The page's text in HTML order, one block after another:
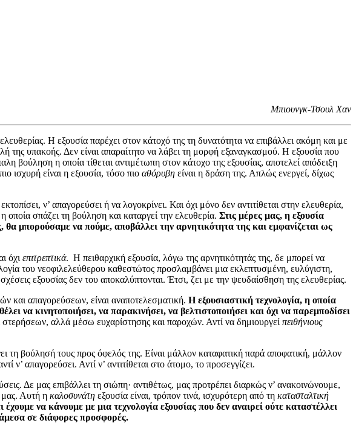
Μπιουνγκ-Τσουλ Χαν
Η εξουσία παρέχει στον κάτοχό της τη δυνατότητα να επιβάλλει ακόμη και με
της υπακοής. Δεν είναι απαραίτητο να λάβει τη μορφή εξαναγκασμού. Η εξουσία που
βούληση η οποία τίθεται αντιμέτωπη στον κάτοχο της εξουσίας, αποτελεί απόδειξη
ισχυρή είναι η εξουσία, τόσο πιο αθόρυβη είναι η δράση της. Απλώς ενεργεί, δίχως
ν’ απαγορεύσει ή να λογοκρίνει. Και όχι μόνο δεν αντιτίθεται στην ελευθερία,
σπάζει τη βούληση και καταργεί την ελευθερία. Στις μέρες μας, η εξουσία
μπορούσαμε να πούμε, αποβάλλει την αρνητικότητα της και εμφανίζεται ως
όχι επιτρεπτικά. Η πειθαρχική εξουσία, λόγω της αρνητικότητάς της, δε μπορεί να
του νεοφιλελεύθερου καθεστώτος προσλαμβάνει μια εκλεπτυσμένη, ευλύγιστη,
εξουσίας δεν του αποκαλύπτονται. Έτσι, ζει με την ψευδαίσθηση της ελευθερίας.
και απαγορεύσεων, είναι αναποτελεσματική. Η εξουσιαστική τεχνολογία, η οποία
να κινητοποιήσει, να παρακινήσει, να βελτιστοποιήσει και όχι να παρεμποδίσει
αλλά μέσω ευχαρίστησης και παροχών. Αντί να δημιουργεί πειθήνιους
βούλησή τους προς όφελός της. Είναι μάλλον καταφατική παρά αποφατική, μάλλον
απαγορεύσει. Αντί ν’ αντιτίθεται στο άτομο, το προσεγγίζει.
Δε μας επιβάλλει τη σιώπη· αντιθέτως, μας προτρέπει διαρκώς ν’ ανακοινώνουμε,
μας. Αυτή η καλοσυνάτη εξουσία είναι, τρόπον τινά, ισχυρότερη από τη κατασταλτική
να κάνουμε με μια τεχνολογία εξουσίας που δεν αναιρεί ούτε καταστέλλει
σε διάφορες προσφορές.